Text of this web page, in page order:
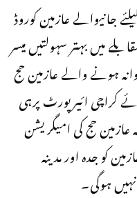
جانیوالے عازمین کوروڈ
میں بہتر سہولتیں میسر
ہونے والے عازمین حج
ائیرپورٹ پرہی
حج کی امیگریشن
کو جدہ اور مدینہ
ہوگی۔